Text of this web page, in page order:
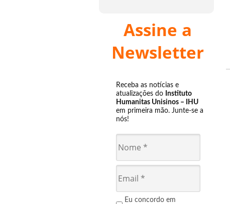
Assine a
Newsletter
Receba as notícias e
atualizações do Instituto
Humanitas Unisinos – IHU
em primeira mão. Junte-se a
nós!
Eu concordo em